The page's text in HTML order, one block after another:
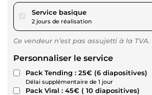
Service basiquepour 17,29 $US
2 jours de réalisation
Ce vendeur n’est pas assujetti à la TVA.
Personnaliser le service
Pack Tending : 25€ (6 diapositives)
Délai supplémentaire de 1 jour
Pack Viral : 45€ ( 10 diapositives)